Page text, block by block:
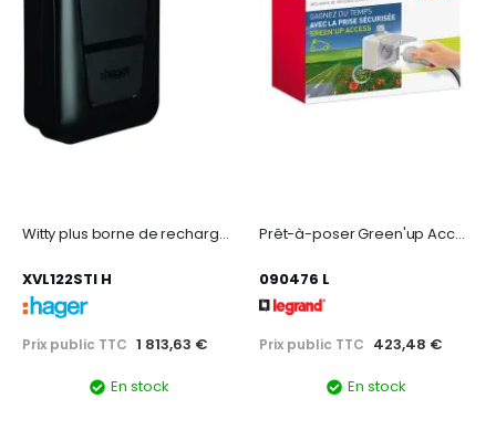
Witty plus borne de recharge ip55 1x 7,4/22kw 1p/3p t2+tic+rfid+app ble+ocpp+mid
XVL122STI H
Prix public TTC 1 813,63 €
En stock
Prêt-à-poser Green'up Access prise pour véhicule électrique + patère + disj diff
090476 L
Prix public TTC 423,48 €
En stock